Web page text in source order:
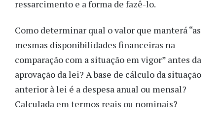
ressarcimento e a forma de fazê-lo.
Como determinar qual o valor que manterá “as
mesmas disponibilidades financeiras na
comparação com a situação em vigor” antes da
aprovação da lei? A base de cálculo da situação
anterior à lei é a despesa anual ou mensal?
Calculada em termos reais ou nominais?